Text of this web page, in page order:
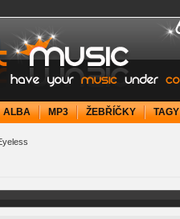
music under control
ALBA MP3 ŽEBŘÍČKY TAGY